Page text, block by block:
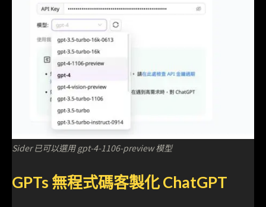
Sider 已可以選用 gpt-4-1106-preview 模型
GPTs 無程式碼客製化 ChatGPT